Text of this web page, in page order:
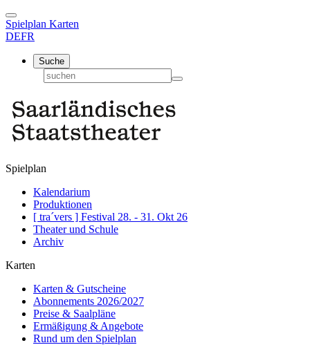
Spielplan Karten
DEFR
Suche
Spielplan
Kalendarium
Produktionen
[ tra´vers ] Festival 28. - 31. Okt 26
Theater und Schule
Archiv
Karten
Karten & Gutscheine
Abonnements 2026/2027
Preise & Saalpläne
Ermäßigung & Angebote
Rund um den Spielplan